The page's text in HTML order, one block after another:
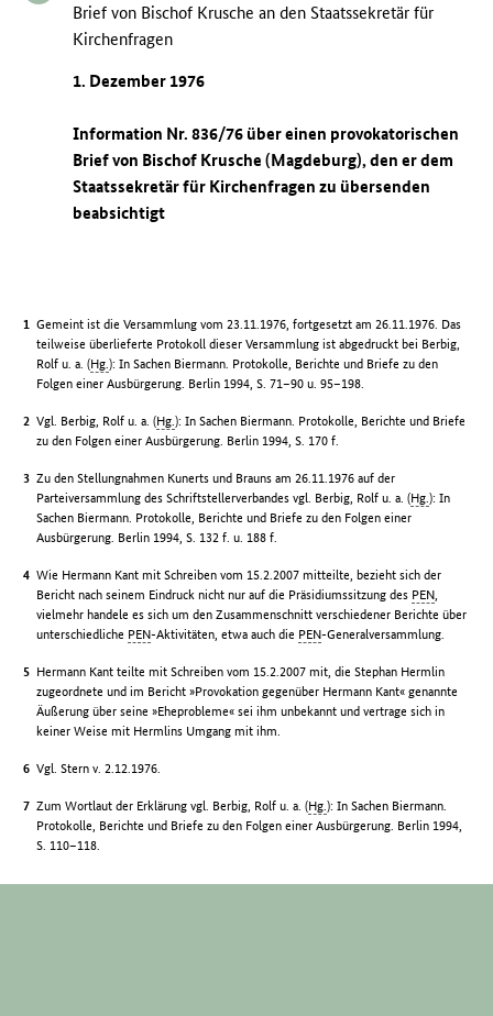
Brief von Bischof Krusche an den Staatssekretär für
Kirchenfragen
1. Dezember 1976
Information Nr. 836/76 über einen provokatorischen
Brief von Bischof Krusche (Magdeburg), den er dem
Staatssekretär für Kirchenfragen zu übersenden
beabsichtigt
Gemeint ist die Versammlung vom 23.11.1976, fortgesetzt am 26.11.1976. Das
teilweise überlieferte Protokoll dieser Versammlung ist abgedruckt bei Berbig,
Rolf u. a. (Hg.): In Sachen Biermann. Protokolle, Berichte und Briefe zu den
Folgen einer Ausbürgerung. Berlin 1994, S. 71–90 u. 95–198.
Vgl. Berbig, Rolf u. a. (Hg.): In Sachen Biermann. Protokolle, Berichte und Briefe
zu den Folgen einer Ausbürgerung. Berlin 1994, S. 170 f.
Zu den Stellungnahmen Kunerts und Brauns am 26.11.1976 auf der
Parteiversammlung des Schriftstellerverbandes vgl. Berbig, Rolf u. a. (Hg.): In
Sachen Biermann. Protokolle, Berichte und Briefe zu den Folgen einer
Ausbürgerung. Berlin 1994, S. 132 f. u. 188 f.
Wie Hermann Kant mit Schreiben vom 15.2.2007 mitteilte, bezieht sich der
Bericht nach seinem Eindruck nicht nur auf die Präsidiumssitzung des PEN,
vielmehr handele es sich um den Zusammenschnitt verschiedener Berichte über
unterschiedliche PEN-Aktivitäten, etwa auch die PEN-Generalversammlung.
Hermann Kant teilte mit Schreiben vom 15.2.2007 mit, die Stephan Hermlin
zugeordnete und im Bericht »Provokation gegenüber Hermann Kant« genannte
Äußerung über seine »Eheprobleme« sei ihm unbekannt und vertrage sich in
keiner Weise mit Hermlins Umgang mit ihm.
Vgl. Stern v. 2.12.1976.
Zum Wortlaut der Erklärung vgl. Berbig, Rolf u. a. (Hg.): In Sachen Biermann.
Protokolle, Berichte und Briefe zu den Folgen einer Ausbürgerung. Berlin 1994,
S. 110–118.